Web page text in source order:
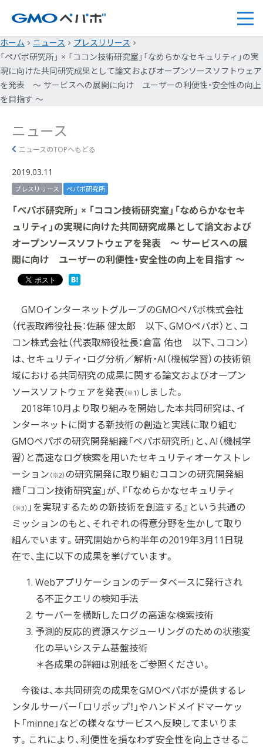
ホーム ニュース
プレスリリース
「ペパボ研究所」 × 「ココン技術研究室」「なめらかなセキュリティ」の実
現に向けた共同研究成果として論文およびオープンソースソフトウェア
を発表 〜 サービスへの展開に向け ユーザーの利便性・安全性の向上
を目指す 〜
ニュース
ニュースのTOPへもどる
2019.03.11
プレスリリース ペパボ研究所
「ペパボ研究所」 × 「ココン技術研究室」「なめらかなセキ
ュリティ」の実現に向けた共同研究成果として論文および
オープンソースソフトウェアを発表 〜 サービスへの展
開に向け ユーザーの利便性・安全性の向上を目指す 〜
GMOインターネットグループのGMOペパボ株式会社
（代表取締役社長：佐藤 健太郎 以下、GMOペパボ）と、コ
コン株式会社（代表取締役社長：倉富 佑也 以下、ココン）
は、セキュリティ・ログ分析／解析・AI（機械学習）の技術領
域における共同研究の成果に関する論文およびオープン
ソースソフトウェアを発表（※1） しました。
2018年10月より取り組みを開始した本共同研究は、イ
ンターネットに関する新技術の創造と実践に取り組む
GMOペパボの研究開発組織「ペパボ研究所」と、AI（機械学
習）と高速なログ検索を用いたセキュリティオーケストレ
ーション （※2） の研究開発に取り組むココンの研究開発組
織「ココン技術研究室」が、『「なめらかなセキュリティ
（※3） 」を実現するための新技術を創造する』という共通の
ミッションのもと、それぞれの得意分野を生かして取り
組んでいます。研究開始から約半年の2019年3月11日現
在で、主に以下の成果を挙げています。
Webアプリケーションのデータベースに発行され
る不正クエリの検知手法
サーバーを横断したログの高速な検索技術
予測的反応的資源スケジューリングのための状態変
化の早いシステム基盤技術
＊各成果の詳細は別紙をご参照ください。
今後は、本共同研究の成果をGMOペパボが提供するレ
ンタルサーバー「ロリポップ！」やハンドメイドマーケッ
ト「minne」などの様々なサービスへ反映してまいりま
す。これにより、利便性を損なわず安全性を向上させるこ